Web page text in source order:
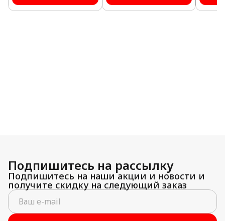
Подпишитесь на рассылку
Подпишитесь на наши акции и новости и
получите скидку на следующий заказ